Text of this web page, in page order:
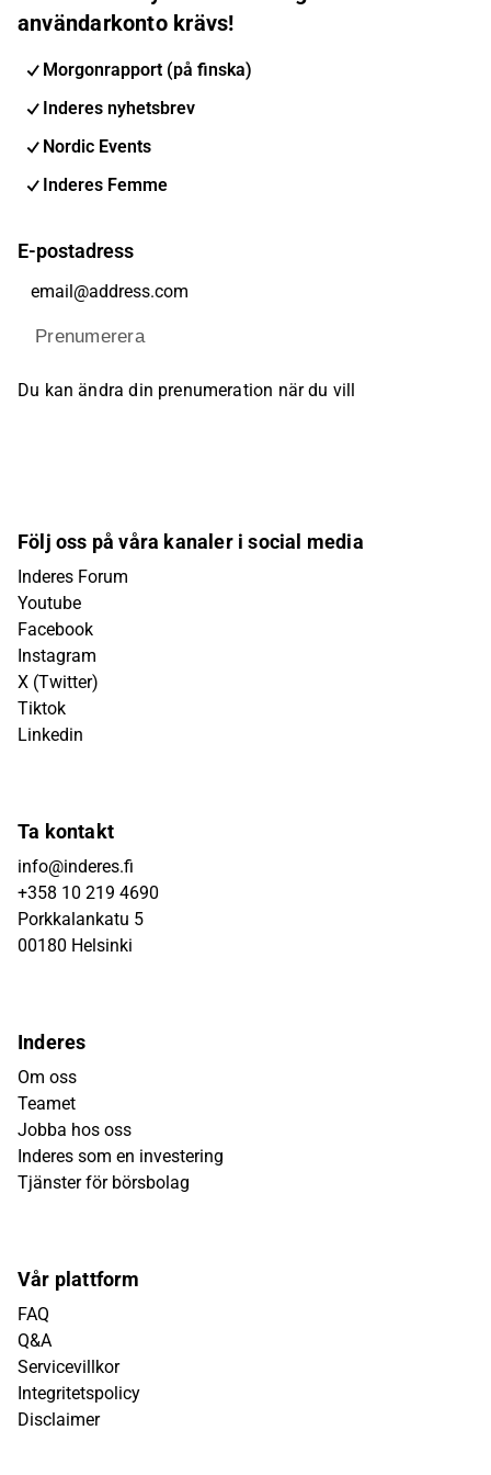
användarkonto krävs!
Morgonrapport (på finska)
Inderes nyhetsbrev
Nordic Events
Inderes Femme
E-postadress
Prenumerera
Du kan ändra din prenumeration när du vill
Följ oss på våra kanaler i social media
Inderes Forum
Youtube
Facebook
Instagram
X (Twitter)
Tiktok
Linkedin
Ta kontakt
info@inderes.fi
+358 10 219 4690
Porkkalankatu 5
00180 Helsinki
Inderes
Om oss
Teamet
Jobba hos oss
Inderes som en investering
Tjänster för börsbolag
Vår plattform
FAQ
Q&A
Servicevillkor
Integritetspolicy
Disclaimer